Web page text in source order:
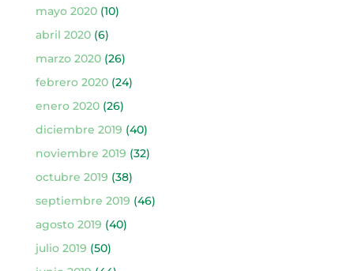
mayo 2020(10)
abril 2020(6)
marzo 2020(26)
febrero 2020(24)
enero 2020(26)
diciembre 2019 (40)
noviembre 2019 (32)
octubre 2019 (38)
septiembre 2019 (46)
agosto 2019 (40)
julio 2019 (50)